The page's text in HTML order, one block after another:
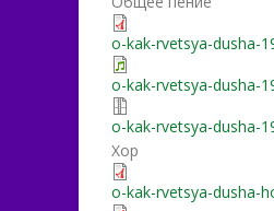
o-kak-rvetsya-dusha-
o-kak-rvetsya-dusha-
o-kak-rvetsya-dusha-
Хор
o-kak-rvetsya-dusha-